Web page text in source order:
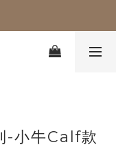
-小牛Calf款